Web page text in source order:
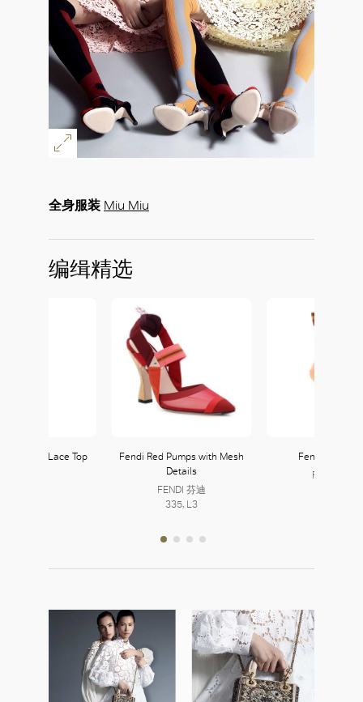
全身服装 Miu Miu
编缉精选
Lace Top
Fendi Red Pumps with Mesh
Details
FENDI 芬迪
335, L3
Fendi Stripe
FENDI 芬迪